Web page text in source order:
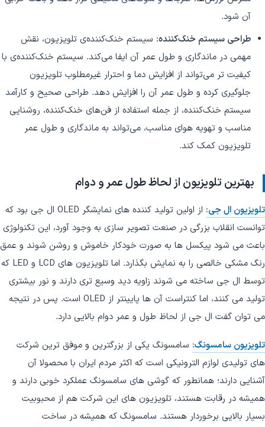
آن شود.
طراحی سیستم خنک‌کننده: سیستم خنک‌کننده‌ی تلویزیون، نقش
مهمی در ماندگاری و طول عمر آن ایفا می‌کند. سیستم خنک‌کننده‌ی با
کیفیت تر می‌تواند از افزایش دما و احترار غیرمطلوب تلویزیون
جلوگیری کرده و طول عمر آن را افزایش دهد. طراحی صحیح و کارآمد
سیستم خنک‌کننده، از جمله استفاده از فن‌های خنک‌کننده، روشنایی
مناسب و تهویه هوای مناسب، می‌تواند به ماندگاری و طول عمر
تلویزیون کمک کند.
بهترین تلویزیون از لحاظ طول عمر و دوام
تلویزیون ال جی:
از اولین تولید کننده های نمایشگر OLED ال جی بود که
توانست انقلاب بزرگی در صنعت تصویر سازی به وجود آورد، این تکنولوژی
باعث می شود پیکسل ها به صورت خودکار خاموش و روشن شوند و عمق
رنگ مشکی خالصی را به نمایش بگذارد. اما تلویزیون های LCD و LED که
توسط ال جی ساخته می شوند زاویه دید وسیع تری دارند و نور بیشتری
تولید می کنند، اما کنتراست آن ها پایینتر از OLED است. پس در نتیجه
می توان گفت ال جی از لحاظ طول و عمر دوام بالایی دارد.
تلویزیون سامسونگ: سامسونگ یکی از بزرگترین و موفق ترین شرکت
های تولیدی لوازم الترونیکی است که اکثر مردم ایران با محصولا آن
آشنایی دارند؛ همانطور که گوشی های سامسونگ عملکرد خوبی دارند و
همیشه در رقابت هستند، تلویزیون های این شرکت هم از محبوبیت
بسیار بالایی برخوردار هستند. سامسونگ که همیشه در ساخت